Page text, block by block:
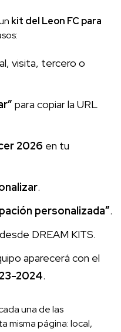
kit del Leon FC para
visita, tercero o
para copiar la URL
2026 en tu
.
personalizada”.
DREAM KITS.
aparecerá con el
2024.
una de las
misma página: local,